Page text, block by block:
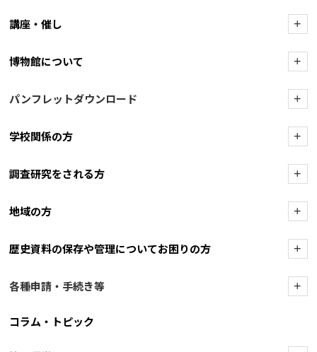
講座・催し +
博物館について +
パンフレットダウンロード +
学校関係の方 +
調査研究をされる方 +
地域の方 +
歴史資料の保存や管理についてお困りの方 +
各種申請・手続き等 +
コラム・トピック